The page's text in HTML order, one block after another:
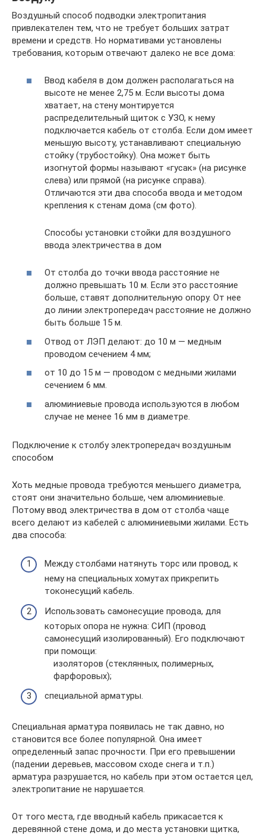
Воздушный способ подводки электропитания
привлекателен тем, что не требует больших затрат
времени и средств. Но нормативами установлены
требования, которым отвечают далеко не все дома:
Ввод кабеля в дом должен располагаться на
высоте не менее 2,75 м. Если высоты дома
хватает, на стену монтируется
распределительный щиток с УЗО, к нему
подключается кабель от столба. Если дом имеет
меньшую высоту, устанавливают специальную
стойку (трубостойку). Она может быть
изогнутой формы называют «гусак» (на рисунке
слева) или прямой (на рисунке справа).
Отличаются эти два способа ввода и методом
крепления к стенам дома (см фото).
Способы установки стойки для воздушного
ввода электричества в дом
От столба до точки ввода расстояние не
должно превышать 10 м. Если это расстояние
больше, ставят дополнительную опору. От нее
до линии электропередач расстояние не должно
быть больше 15 м.
Отвод от ЛЭП делают: до 10 м — медным
проводом сечением 4 мм;
от 10 до 15 м — проводом с медными жилами
сечением 6 мм.
алюминиевые провода используются в любом
случае не менее 16 мм в диаметре.
Подключение к столбу электропередач воздушным
способом
Хоть медные провода требуются меньшего диаметра,
стоят они значительно больше, чем алюминиевые.
Потому ввод электричества в дом от столба чаще
всего делают из кабелей с алюминиевыми жилами. Есть
два способа:
Между столбами натянуть торс или провод, к
нему на специальных хомутах прикрепить
токонесущий кабель.
Использовать самонесущие провода, для
которых опора не нужна: СИП (провод
самонесущий изолированный). Его подключают
при помощи:
изоляторов (стеклянных, полимерных,
фарфоровых);
специальной арматуры.
Специальная арматура появилась не так давно, но
становится все более популярной. Она имеет
определенный запас прочности. При его превышении
(падении деревьев, массовом сходе снега и т.п.)
арматура разрушается, но кабель при этом остается цел,
электропитание не нарушается.
От того места, где вводный кабель прикасается к
деревянной стене дома, и до места установки щитка,